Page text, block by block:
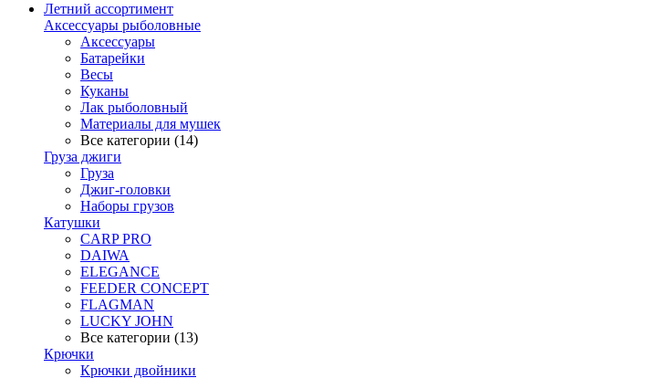
Летний ассортимент
Аксессуары рыболовные
Аксессуары
Батарейки
Весы
Куканы
Лак рыболовный
Материалы для мушек
Все категории (14)
Груза джиги
Груза
Джиг-головки
Наборы грузов
Катушки
CARP PRO
DAIWA
ELEGANCE
FEEDER CONCEPT
FLAGMAN
LUCKY JOHN
Все категории (13)
Крючки
Крючки двойники